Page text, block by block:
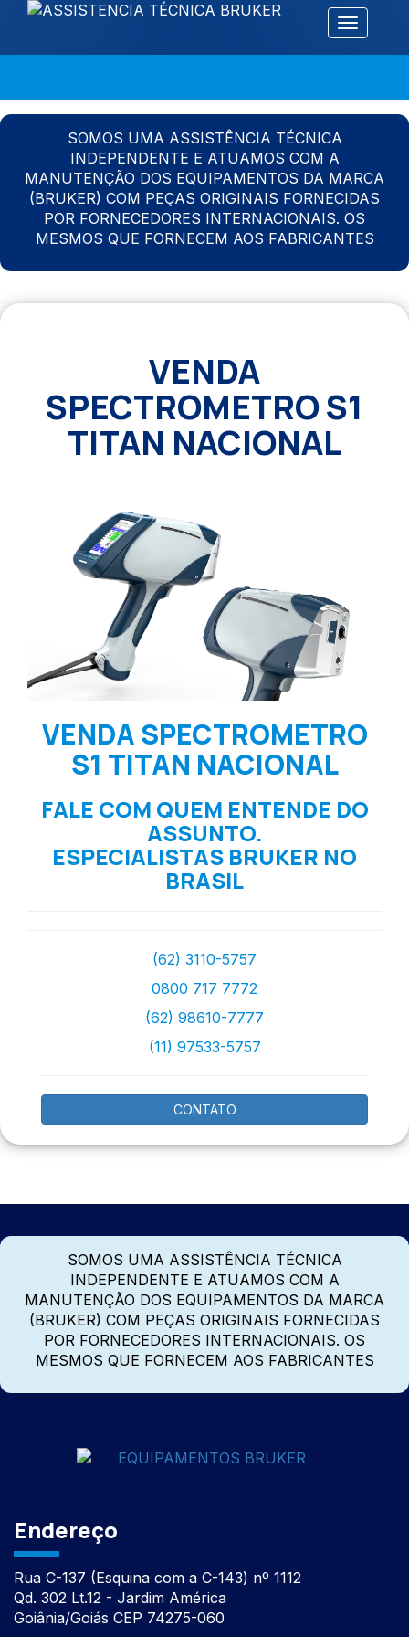
Alternar
SOMOS UMA ASSISTÊNCIA TÉCNICA
INDEPENDENTE E ATUAMOS COM A
MANUTENÇÃO DOS EQUIPAMENTOS DA MARCA
(BRUKER) COM PEÇAS ORIGINAIS FORNECIDAS
POR FORNECEDORES INTERNACIONAIS. OS
MESMOS QUE FORNECEM AOS FABRICANTES
VENDA
SPECTROMETRO S1
TITAN NACIONAL
VENDA SPECTROMETRO
S1 TITAN NACIONAL
FALE COM QUEM ENTENDE DO
ASSUNTO.
ESPECIALISTAS BRUKER NO
BRASIL
(62) 3110-5757
0800 717 7772
(62) 98610-7777
(11) 97533-5757
CONTATO
SOMOS UMA ASSISTÊNCIA TÉCNICA
INDEPENDENTE E ATUAMOS COM A
MANUTENÇÃO DOS EQUIPAMENTOS DA MARCA
(BRUKER) COM PEÇAS ORIGINAIS FORNECIDAS
POR FORNECEDORES INTERNACIONAIS. OS
MESMOS QUE FORNECEM AOS FABRICANTES
Endereço
Rua C-137 (Esquina com a C-143) nº 1112
Qd. 302 Lt.12 - Jardim América
Goiânia/Goiás CEP 74275-060